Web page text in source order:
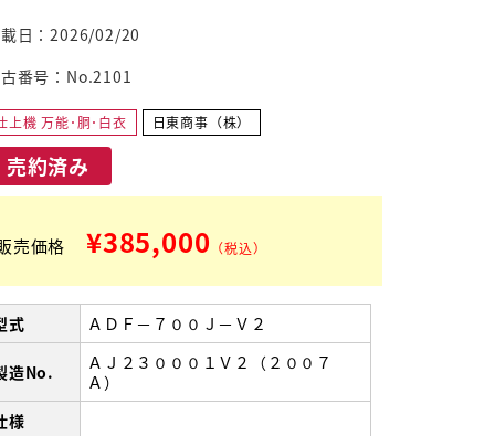
日：2026/02/20
番号：No.2101
上機 万能･胴･白衣 日東商事（株）
売約済み
売価格 ¥385,000 （税込）
式 ＡＤＦ－７００Ｊ－Ｖ２
造No.
ＡＪ２３０００１Ｖ２（２００７
Ａ）
様